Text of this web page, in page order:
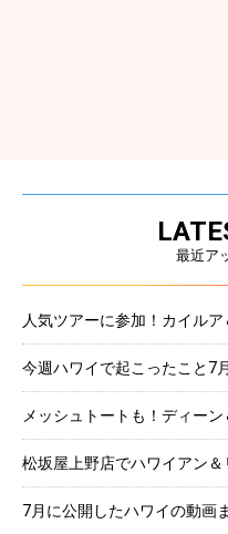
最近ア
人気ツアーに参加！カイル
今週ハワイで起こったこと7
メッシュトートも！ディー
松坂屋上野店でハワイアン
7月に公開したハワイの動画